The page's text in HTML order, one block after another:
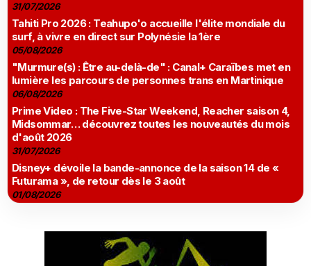
31/07/2026
Tahiti Pro 2026 : Teahupo'o accueille l'élite mondiale du
surf, à vivre en direct sur Polynésie la 1ère
05/08/2026
"Murmure(s) : Être au-delà-de" : Canal+ Caraïbes met en
lumière les parcours de personnes trans en Martinique
06/08/2026
Prime Video : The Five-Star Weekend, Reacher saison 4,
Midsommar… découvrez toutes les nouveautés du mois
d'août 2026
31/07/2026
Disney+ dévoile la bande-annonce de la saison 14 de «
Futurama », de retour dès le 3 août
01/08/2026